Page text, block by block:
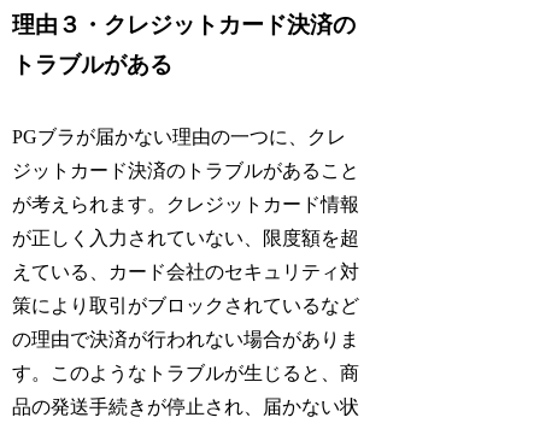
理由３・クレジットカード決済の
トラブルがある
PGブラが届かない理由の一つに、クレ
ジットカード決済のトラブルがあること
が考えられます。クレジットカード情報
が正しく入力されていない、限度額を超
えている、カード会社のセキュリティ対
策により取引がブロックされているなど
の理由で決済が行われない場合がありま
す。このようなトラブルが生じると、商
品の発送手続きが停止され、届かない状